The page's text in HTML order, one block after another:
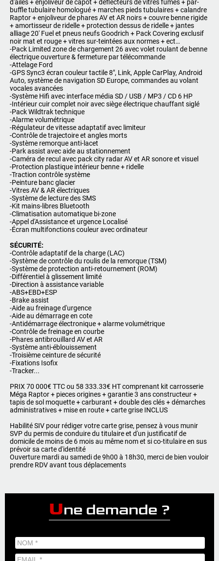
d'ailes + enjoliveur de capot + déflecteurs de vitres fumés + par-
buffle tubulaire homologué + marches pieds tubulaires + calandre
Raptor + enjoliveur de phares AV et AR noirs + couvre benne rigide
+ amortisseur de ridelle + protection dessus de ridelle + jantes
alliage 20' Fuel et pneus neufs Goodrich + Pack Covering exclusif
noir mat et rouge + vitres sur-teintées aux normes + ect…
-Pack Limited zone de chargement 26 avec volet roulant de benne
électrique ouverture & fermeture par télécommande
-Attelage Ford
-GPS Sync3 écran couleur tactile 8", Link, Apple CarPlay, Android
Auto, système de navigation SD Europe, commandes au volant
vocales avancées
-Système Hifi avec interface média SD / USB / MP3 / CD 6 HP
-Intérieur cuir complet noir avec siège électrique chauffant siglé
-Pack Wildtrak technique
-Alarme volumétrique
-Régulateur de vitesse adaptatif avec limiteur
-Contrôle de trajectoire et angles morts
-Système remorque anti-lacet
-Park assist avec aide au stationnement
-Caméra de recul avec pack city radar AV et AR sonore et visuel
-Protection plastique intérieur benne + ridelle
-Traction contrôle système
-Peinture banc glacier
-Vitres AV & AR électriques
-Système de lecture des SMS
-Kit mains-libres Bluetooth
-Climatisation automatique bi-zone
-Appel d'Assistance et urgence Localisé
-Écran multifonctions couleur avec ordinateur
SÉCURITÉ:
-Contrôle adaptatif de la charge (LAC)
-Système de contrôle du roulis de la remorque (TSM)
-Système de protection anti-retournement (ROM)
-Différentiel à glissement limité
-Direction à assistance variable
-ABS+EBD+ESP
-Brake assist
-Aide au freinage d'urgence
-Aide au démarrage en cote
-Antidémarrage électronique + alarme volumétrique
-Contrôle de freinage en courbe
-Phares antibrouillard AV et AR
-Système anti-éblouissement
-Troisième ceinture de sécurité
-Fixations Isofix
-Tracker...
PRIX 70 000€ TTC ou 58 333.33€ HT comprenant kit carrosserie
Méga Raptor + pieces origines + garantie 3 ans constructeur +
tapis de sol moquette + carburant + double des clés + démarches
administratives + mise en route + carte grise INCLUS
Habilité SIV pour rédiger votre carte grise, pensez à vous munir
SVP du permis de conduire du titulaire et d'un justificatif de
domicile de moins de 6 mois au même nom et si co-titulaire en sus
prévoir sa carte d'identité
Ouverture mardi au samedi de 9h00 à 18h30, merci de bien vouloir
prendre RDV avant tous déplacements
Une demande ?